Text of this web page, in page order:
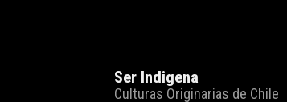
Ser Indigena
Culturas Originarias de Chile